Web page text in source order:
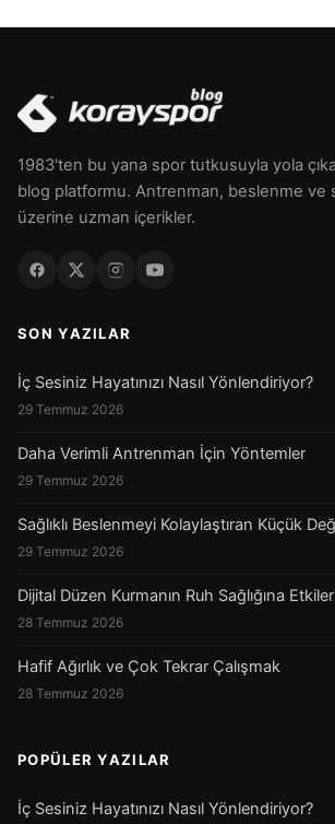
1983'ten bu yana spor tutkusuyla yola
blog platformu. Antrenman, beslenme ve
üzerine uzman içerikler.
SON YAZILAR
İç Sesiniz Hayatınızı Nasıl Yönlendiriyor?
29 Temmuz 2026
Daha Verimli Antrenman İçin Yöntemler
29 Temmuz 2026
Sağlıklı Beslenmeyi Kolaylaştıran Küçük
29 Temmuz 2026
Dijital Düzen Kurmanın Ruh Sağlığına
28 Temmuz 2026
Hafif Ağırlık ve Çok Tekrar Çalışmak
28 Temmuz 2026
POPÜLER YAZILAR
İç Sesiniz Hayatınızı Nasıl Yönlendiriyor?